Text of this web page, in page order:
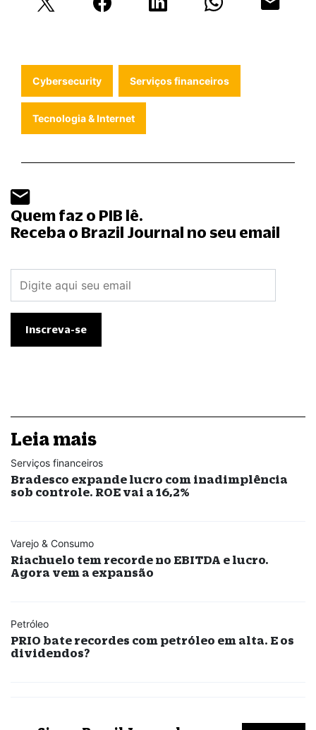
Cybersecurity Serviços financeiros
Tecnologia & Internet
Quem faz o PIB lê.
Receba o Brazil Journal no seu email
Leia mais
Serviços financeiros
Bradesco expande lucro com inadimplência
sob controle. ROE vai a 16,2%
Varejo & Consumo
Riachuelo tem recorde no EBITDA e lucro.
Agora vem a expansão
Petróleo
PRIO bate recordes com petróleo em alta. E os
dividendos?